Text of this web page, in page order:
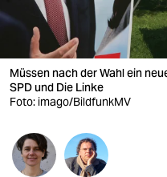
wahrheit
verlag
verlag
shop
Müssen nach der Wahl ein
SPD und Die Linke
Foto: imago/BildfunkMV